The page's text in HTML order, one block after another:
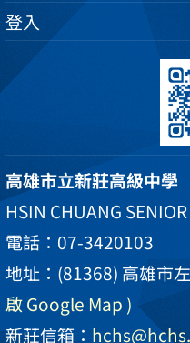
登入
高雄市立新莊高級中學
HSIN CHUANG
電話：07-3420103
地址：(81368) 高雄市
啟 Google Map )
新莊信箱：